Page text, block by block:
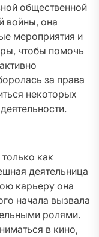
общественной
войны, она
мероприятия и
чтобы помочь
за права
некоторых
как
деятельница
карьеру она
начала вызвала
ролями.
в кино,